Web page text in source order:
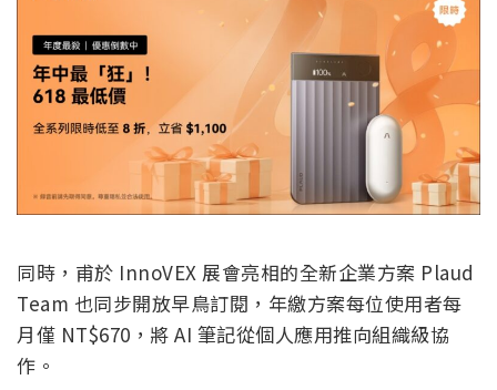
同時，甫於 InnoVEX 展會亮相的全新企業方案 Plaud
Team 也同步開放早鳥訂閱，年繳方案每位使用者每
月僅 NT$670，將 AI 筆記從個人應用推向組織級協
作。